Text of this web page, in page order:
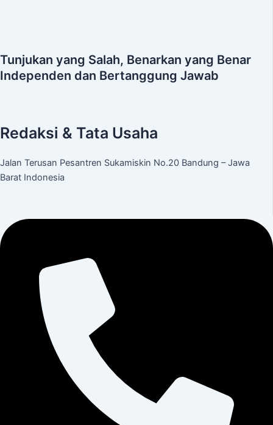
Tunjukan yang Salah, Benarkan yang Benar
Independen dan Bertanggung Jawab
Redaksi & Tata Usaha
Jalan Terusan Pesantren Sukamiskin No.20 Bandung – Jawa
Barat Indonesia